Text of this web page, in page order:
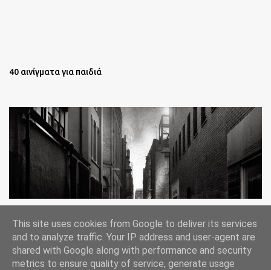
40 αινίγματα για παιδιά
Lee Jeffries
This site uses cookies from Google to deliver its services
and to analyze traffic. Your IP address and user-agent are
shared with Google along with performance and security
metrics to ensure quality of service, generate usage